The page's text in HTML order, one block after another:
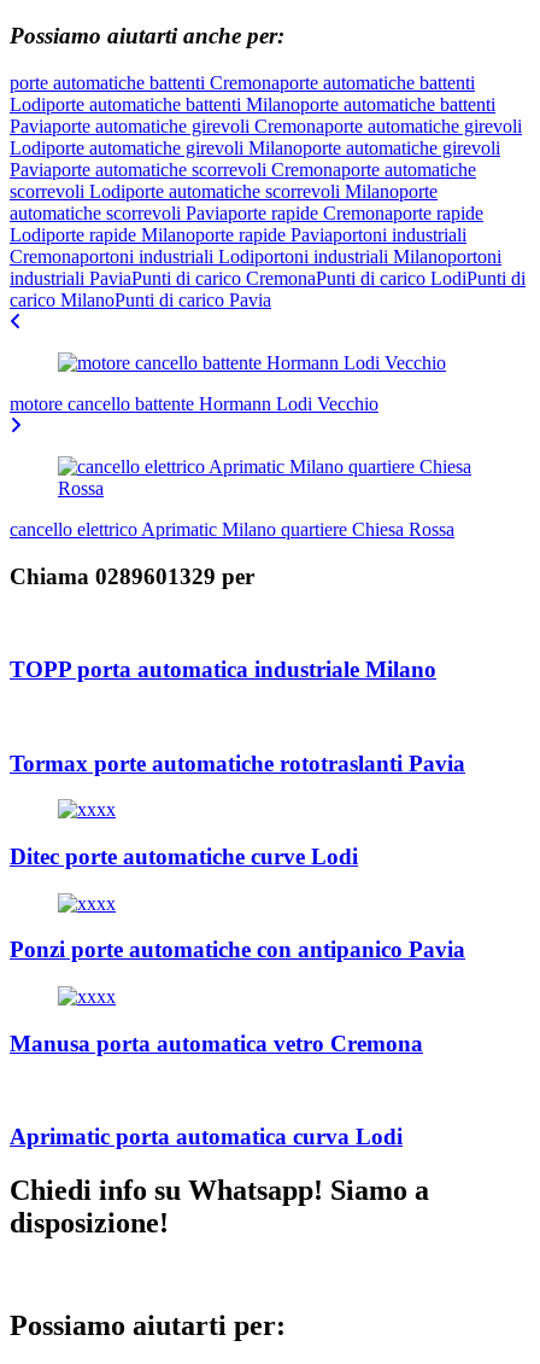
Possiamo aiutarti anche per:
porte automatiche battenti Cremonaporte automatiche battenti
Lodiporte automatiche battenti Milanoporte automatiche battenti
Paviaporte automatiche girevoli Cremonaporte automatiche girevoli
Lodiporte automatiche girevoli Milanoporte automatiche girevoli
Paviaporte automatiche scorrevoli Cremonaporte automatiche
scorrevoli Lodiporte automatiche scorrevoli Milanoporte
automatiche scorrevoli Paviaporte rapide Cremonaporte rapide
Lodiporte rapide Milanoporte rapide Paviaportoni industriali
Cremonaportoni industriali Lodiportoni industriali Milanoportoni
industriali PaviaPunti di carico CremonaPunti di carico LodiPunti di
carico MilanoPunti di carico Pavia
Navigazione
articoli
motore cancello battente Hormann Lodi Vecchio
cancello elettrico Aprimatic Milano quartiere Chiesa Rossa
Chiama 0289601329 per
TOPP porta automatica industriale Milano
Tormax porte automatiche rototraslanti Pavia
Ditec porte automatiche curve Lodi
Ponzi porte automatiche con antipanico Pavia
Manusa porta automatica vetro Cremona
Aprimatic porta automatica curva Lodi
Chiedi info su Whatsapp! Siamo a
disposizione!
Possiamo aiutarti per: